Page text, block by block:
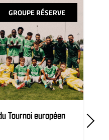
GROUPE RÉSERVE
Tournoi européen